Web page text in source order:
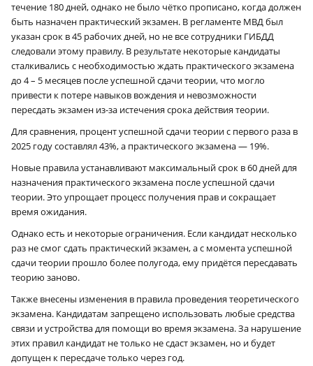
течение 180 дней, однако не было чётко прописано, когда должен
быть назначен практический экзамен. В регламенте МВД был
указан срок в 45 рабочих дней, но не все сотрудники ГИБДД
следовали этому правилу. В результате некоторые кандидаты
сталкивались с необходимостью ждать практического экзамена
до 4 – 5 месяцев после успешной сдачи теории, что могло
привести к потере навыков вождения и невозможности
пересдать экзамен из-за истечения срока действия теории.
Для сравнения, процент успешной сдачи теории с первого раза в
2025 году составлял 43%, а практического экзамена — 19%.
Новые правила устанавливают максимальный срок в 60 дней для
назначения практического экзамена после успешной сдачи
теории. Это упрощает процесс получения прав и сокращает
время ожидания.
Однако есть и некоторые ограничения. Если кандидат несколько
раз не смог сдать практический экзамен, а с момента успешной
сдачи теории прошло более полугода, ему придётся пересдавать
теорию заново.
Также внесены изменения в правила проведения теоретического
экзамена. Кандидатам запрещено использовать любые средства
связи и устройства для помощи во время экзамена. За нарушение
этих правил кандидат не только не сдаст экзамен, но и будет
допущен к пересдаче только через год.